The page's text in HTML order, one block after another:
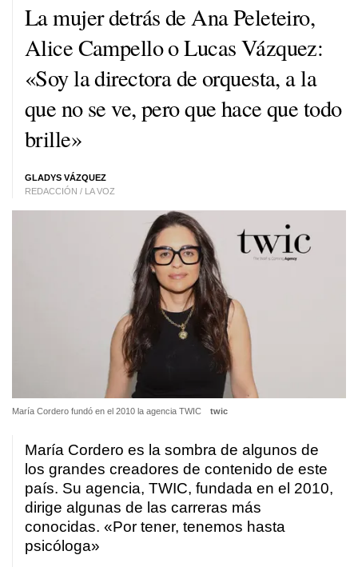
La mujer detrás de Ana Peleteiro,
Alice Campello o Lucas Vázquez:
«Soy la directora de orquesta, a la
que no se ve, pero que hace que todo
brille»
GLADYS VÁZQUEZ
REDACCIÓN / LA VOZ
María Cordero fundó en el 2010 la agencia TWIC twic
María Cordero es la sombra de algunos de
los grandes creadores de contenido de este
país. Su agencia, TWIC, fundada en el 2010,
dirige algunas de las carreras más
conocidas. «Por tener, tenemos hasta
psicóloga»